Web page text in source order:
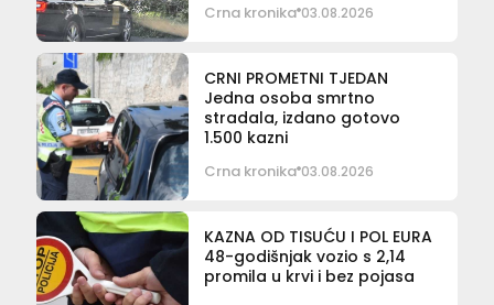
Crna kronika 03.08.2026
CRNI PROMETNI TJEDAN
Jedna osoba smrtno
stradala, izdano gotovo
1.500 kazni
Crna kronika 03.08.2026
KAZNA OD TISUĆU I POL EURA
48-godišnjak vozio s 2,14
promila u krvi i bez pojasa